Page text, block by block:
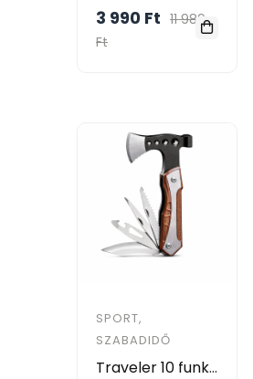
3 990 Ft 11 989
Ft
SPORT,
SZABADIDŐ
Traveler 10 funkciós multifunkciós balta – rozsdamentes acél multitool